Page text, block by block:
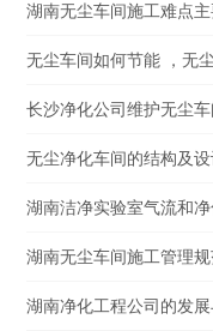
湖南无尘车间施工难点主
无尘车间如何节能 ，无
长沙净化公司维护无尘
无尘净化车间的结构及
湖南洁净实验室气流和
湖南无尘车间施工管理
湖南净化工程公司的发展